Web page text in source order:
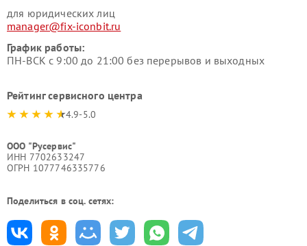
для юридических лиц
manager@fix-iconbit.ru
График работы:
ПН-ВСК с 9:00 до 21:00 без перерывов и выходных
Рейтинг сервисного центра
4.9-5.0
ООО "Русервис"
ИНН 7702633247
ОГРН 1077746335776
Поделиться в соц. сетях: